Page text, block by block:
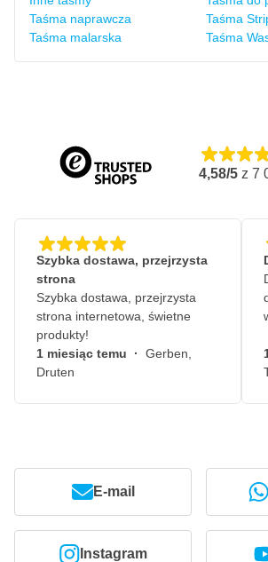
Taśma naprawcza
Taśma malarska
Taśma
Taśma
4,58/5 z 7
Szybka dostawa, przejrzysta
strona
Szybka dostawa, przejrzysta
strona internetowa, świetne
produkty!
1 miesiąc temu · Gerben,
Druten
E-mail
Instagram